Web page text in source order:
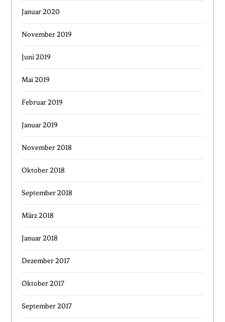
Januar 2020
November 2019
Juni 2019
Mai 2019
Februar 2019
Januar 2019
November 2018
Oktober 2018
September 2018
März 2018
Januar 2018
Dezember 2017
Oktober 2017
September 2017